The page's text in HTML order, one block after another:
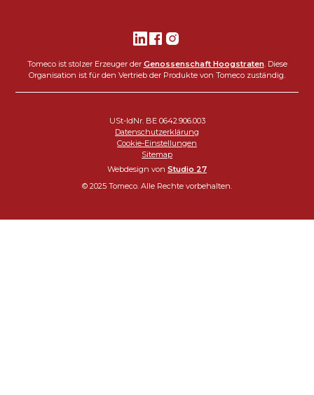
Tomeco ist stolzer Erzeuger der Genossenschaft Hoogstraten. Diese
Organisation ist für den Vertrieb der Produkte von Tomeco zuständig.
© 2025 Tomeco. Alle Rechte vorbehalten.
Webdesign von Studio 27
USt-IdNr. BE 0642.906.003
Datenschutzerklärung
Cookie-Einstellungen
Sitemap